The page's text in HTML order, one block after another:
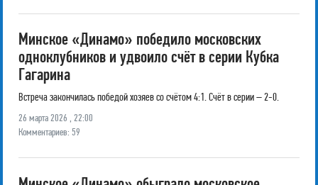
Минское «Динамо» победило московских
одноклубников и удвоило счёт в серии Кубка
Гагарина
Встреча закончилась победой хозяев со счётом 4:1. Счёт в серии – 2-0.
26 марта 2026 , 22:00
Комментариев: 59